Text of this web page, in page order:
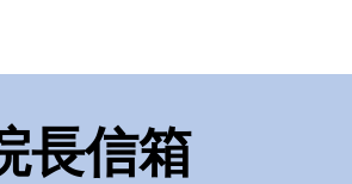
長信箱